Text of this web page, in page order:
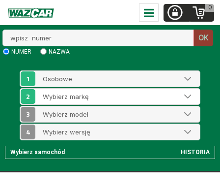
0
numer
OK
NUMER NAZWA
1
2
3
4
Wybierz samochód HISTORIA